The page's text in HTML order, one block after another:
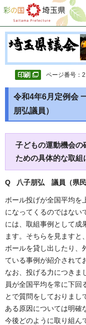
彩の国 埼玉県
ページ番号：
令和4年6月定例会
朋弘議員）
子どもの運動機会の
ための具体的な取組
Q 八子朋弘 議員（県民
ボール投げが全国平均を
になってくるのではない
には、取組事例として成
ます。そちらを見ますと
ボールを貸し出したり、
ている事例が紹介されて
なお、投げる力につきま
員が全国平均を常に下回
とで質問をしておりまし
ある原因については明確
今後どのように取り組ん